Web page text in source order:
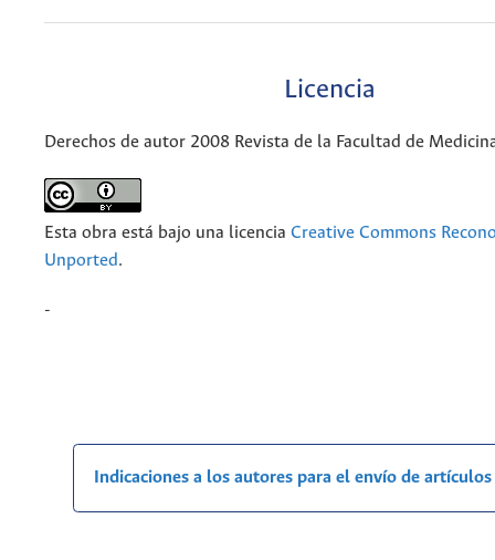
Licencia
Derechos de autor 2008 Revista de la Facultad de
Esta obra está bajo una licencia Creative Commons
Unported.
-
Indicaciones a los autores para el envío de artículos